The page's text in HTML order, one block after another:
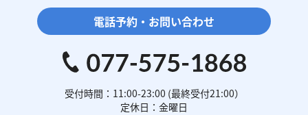
電話予約・お問い合わせ
受付時間：11:00-23:00 (最終受付21:00）
定休日：金曜日